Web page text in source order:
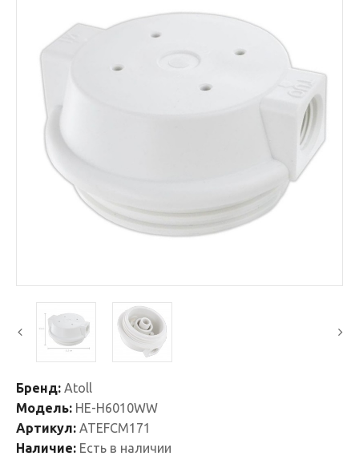
Бренд: Atoll
Модель: HE-H6010WW
Артикул: ATEFCM171
Наличие: Есть в наличии